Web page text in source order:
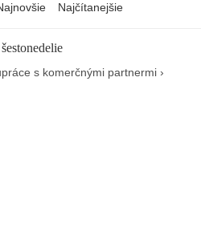
Najčítanejšie
s komerčnými partnermi ›